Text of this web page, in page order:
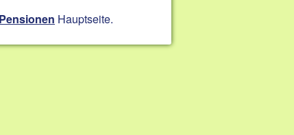
Hauptseite.